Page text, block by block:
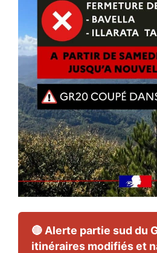
🔴 Alerte partie sud du
itinéraires modifiés et